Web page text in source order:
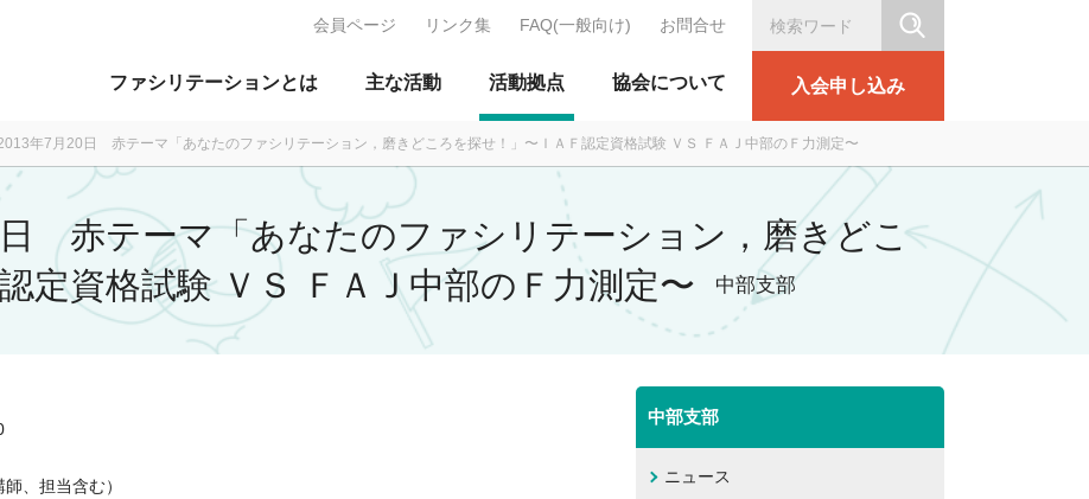
：特定非営利活動法人 日本ファシリテーション協会
ファシリテーションとは 主な活動 活動拠点 協会について 入会申し込み
会員ページ リンク集 FAQ(一般向け) お問合せ
年7月20日 赤テーマ「あなたのファシリテーション，磨きどころを探せ！」〜ＩＡＦ認定資格試験 ＶＳ ＦＡＪ中部のＦ力測定〜
赤テーマ「あなたのファシリテーション，磨きどこ
定資格試験 ＶＳ ＦＡＪ中部のＦ力測定〜
中部支部
担当含む）
中部支部
ニュース